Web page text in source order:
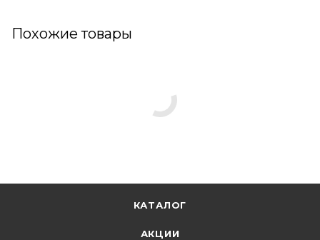
Похожие товары
КАТАЛОГ
АКЦИИ